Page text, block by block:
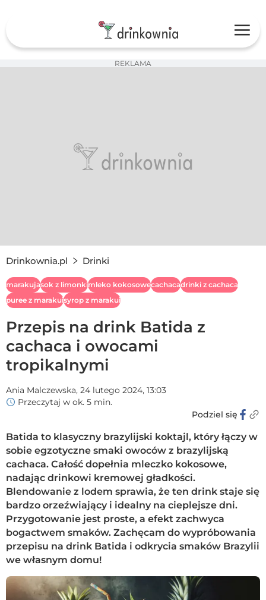
REKLAMA
Drinkownia.pl Drinki
marakujasok z limonkimleko kokosowecachacadrinki z cachaca
puree z marakuisyrop z marakui
Przepis na drink Batida z
cachaca i owocami
tropikalnymi
Ania Malczewska, 24 lutego 2024, 13:03
Przeczytaj w ok. 5 min.
Podziel się
Batida to klasyczny brazylijski koktajl, który łączy w
sobie egzotyczne smaki owoców z brazylijską
cachaca. Całość dopełnia mleczko kokosowe,
nadając drinkowi kremowej gładkości.
Blendowanie z lodem sprawia, że ten drink staje się
bardzo orzeźwiający i idealny na cieplejsze dni.
Przygotowanie jest proste, a efekt zachwyca
bogactwem smaków. Zachęcam do wypróbowania
przepisu na drink Batida i odkrycia smaków Brazylii
we własnym domu!